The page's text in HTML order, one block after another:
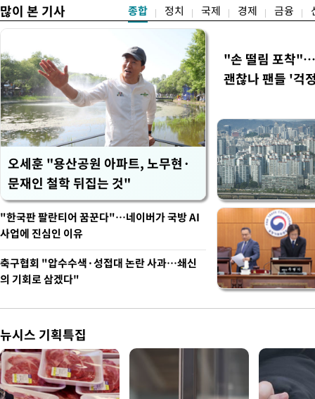
많이 본 기사 종합 정치 국제 경제 금융
오세훈 "용산공원 아파트, 노무현·
문재인 철학 뒤집는 것"
"손 떨림 포착
괜찮나 팬들 '걱
"한국판 팔란티어 꿈꾼다"…네이버가 국방 AI
사업에 진심인 이유
축구협회 "압수수색·성접대 논란 사과…쇄신
의 기회로 삼겠다"
뉴시스 기획특집